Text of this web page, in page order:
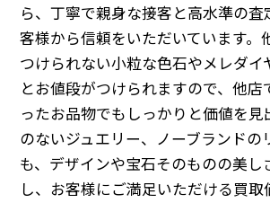
ら、丁寧で親身な接客と高水準の査
客様から信頼をいただいています。
つけられない小粒な色石やメレダイ
とお値段がつけられますので、他店
ったお品物でもしっかりと価値を見
のないジュエリー、ノーブランドの
も、デザインや宝石そのものの美し
し、お客様にご満足いただける買取